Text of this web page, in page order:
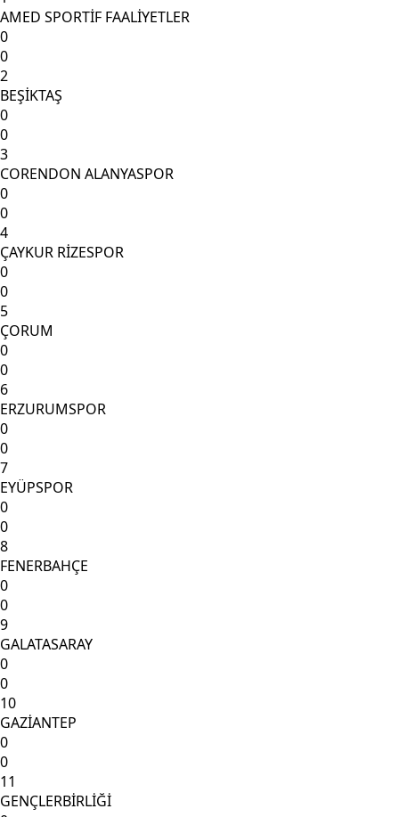
AMED SPORTİF FAALİYETLER
0
0
2
BEŞİKTAŞ
0
0
3
CORENDON ALANYASPOR
0
0
4
ÇAYKUR RİZESPOR
0
0
5
ÇORUM
0
0
6
ERZURUMSPOR
0
0
7
EYÜPSPOR
0
0
8
FENERBAHÇE
0
0
9
GALATASARAY
0
0
10
GAZİANTEP
0
0
11
GENÇLERBİRLİĞİ